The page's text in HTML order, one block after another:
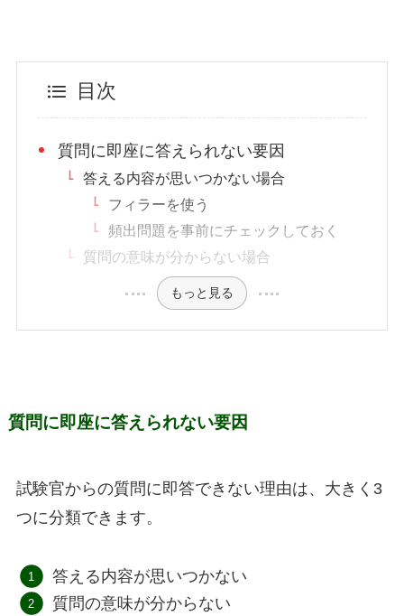
目次
質問に即座に答えられない要因
答える内容が思いつかない場合
フィラーを使う
頻出問題を事前にチェックしておく
質問の意味が分からない場合
もっと見る
質問に即座に答えられない要因
試験官からの質問に即答できない理由は、大きく3
つに分類できます。
答える内容が思いつかない
質問の意味が分からない